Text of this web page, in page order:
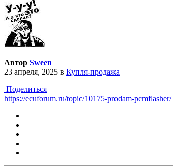
Автор Sween
23 апреля, 2025 в Купля-продажа
Поделиться
https://ecuforum.ru/topic/10175-prodam-pcmflasher/